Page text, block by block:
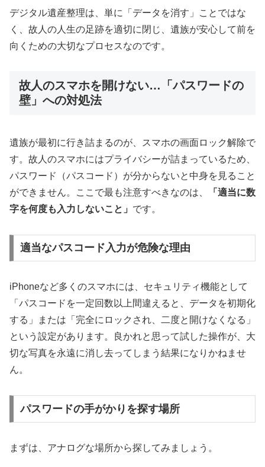
デジタル遺産整理は、単に「データを消す」ことではな
く、故人の人生の足跡を適切に閉じ、遺族が安心して前を
向くための大切なプロセスなのです。
故人のスマホを開けない…「パスワードの
壁」への対処法
遺族が最初に行き詰まるのが、スマホの画面ロック解除で
す。故人のスマホにはプライバシーが詰まっているため、
パスワード（パスコード）が分からないと中身を見ること
ができません。ここで最も注意すべきなのは、
「適当に数
字を何度も入力しないこと」 です。
適当なパスコード入力が危険な理由
iPhoneなど多くのスマホには、セキュリティ機能として
「パスコードを一定回数以上間違えると、データを初期化
する」または「完全にロックされ、二度と開けなくなる」
という設定があります。良かれと思って試した操作が、大
切な写真を永遠に消し去ってしまう結果になりかねませ
ん。
パスワードの手がかりを探す場所
まずは、アナログな場所から探してみましょう。